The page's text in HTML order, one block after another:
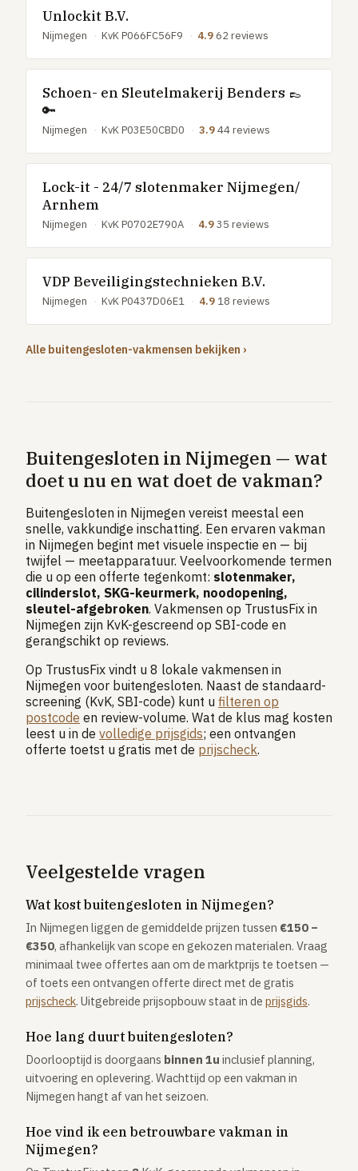
Unlockit B.V.
Nijmegen · KvK P066FC56F9 · 4.962 reviews
Schoen- en Sleutelmakerij Benders 👞
🔑
Nijmegen · KvK P03E50CBD0 · 3.944 reviews
Lock-it - 24/7 slotenmaker Nijmegen/
Arnhem
Nijmegen · KvK P0702E790A · 4.935 reviews
VDP Beveiligingstechnieken B.V.
Nijmegen · KvK P0437D06E1 · 4.9 18 reviews
Alle buitengesloten-vakmensen bekijken ›
Buitengesloten in Nijmegen — wat
doet u nu en wat doet de vakman?
Buitengesloten in Nijmegen vereist meestal een
snelle, vakkundige inschatting. Een ervaren vakman
in Nijmegen begint met visuele inspectie en — bij
twijfel — meetapparatuur. Veelvoorkomende termen
die u op een offerte tegenkomt: slotenmaker,
cilinderslot, SKG-keurmerk, noodopening,
sleutel-afgebroken. Vakmensen op TrustusFix in
Nijmegen zijn KvK-gescreend op SBI-code en
gerangschikt op reviews.
Op TrustusFix vindt u 8 lokale vakmensen in
Nijmegen voor buitengesloten. Naast de standaard-
screening (KvK, SBI-code) kunt u filteren op
postcode en review-volume. Wat de klus mag kosten
leest u in de volledige prijsgids; een ontvangen
offerte toetst u gratis met de prijscheck.
Veelgestelde vragen
Wat kost buitengesloten in Nijmegen?
In Nijmegen liggen de gemiddelde prijzen tussen €150 –
€350, afhankelijk van scope en gekozen materialen. Vraag
minimaal twee offertes aan om de marktprijs te toetsen —
of toets een ontvangen offerte direct met de gratis
prijscheck. Uitgebreide prijsopbouw staat in de prijsgids.
Hoe lang duurt buitengesloten?
Doorlooptijd is doorgaans binnen 1u inclusief planning,
uitvoering en oplevering. Wachttijd op een vakman in
Nijmegen hangt af van het seizoen.
Hoe vind ik een betrouwbare vakman in
Nijmegen?